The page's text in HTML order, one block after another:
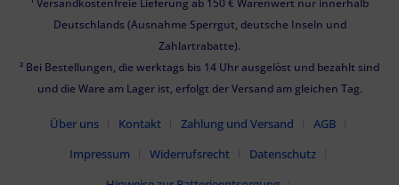
¹ Versandkostenfreie Lieferung ab 150 € Warenwert nur innerhalb
Deutschlands (Ausnahme Sperrgut, deutsche Inseln und
Zahlartrabatte).
² Bei Bestellungen, die werktags bis 14 Uhr ausgelöst und bezahlt sind
und die Ware am Lager ist, erfolgt der Versand am gleichen Tag.
Über uns Kontakt Zahlung und Versand
AGB
Impressum
Widerrufsrecht
Datenschutz